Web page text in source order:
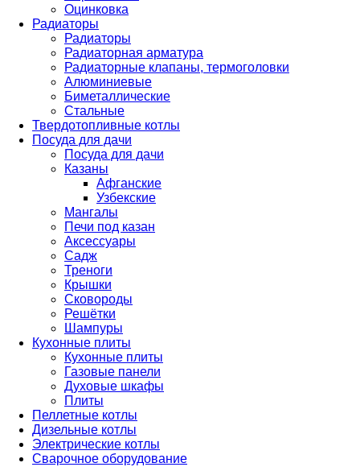
Оцинковка
Радиаторы
Радиаторы
Радиаторная арматура
Радиаторные клапаны, термоголовки
Алюминиевые
Биметаллические
Стальные
Твердотопливные котлы
Посуда для дачи
Посуда для дачи
Казаны
Афганские
Узбекские
Мангалы
Печи под казан
Аксессуары
Садж
Треноги
Крышки
Сковороды
Решётки
Шампуры
Кухонные плиты
Кухонные плиты
Газовые панели
Духовые шкафы
Плиты
Пеллетные котлы
Дизельные котлы
Электрические котлы
Сварочное оборудование